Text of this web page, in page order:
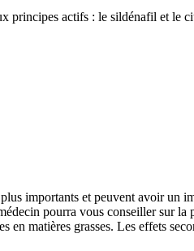
actifs : le sildénafil et le
importants et peuvent avoir un
pourra vous conseiller sur
matières grasses. Les effets